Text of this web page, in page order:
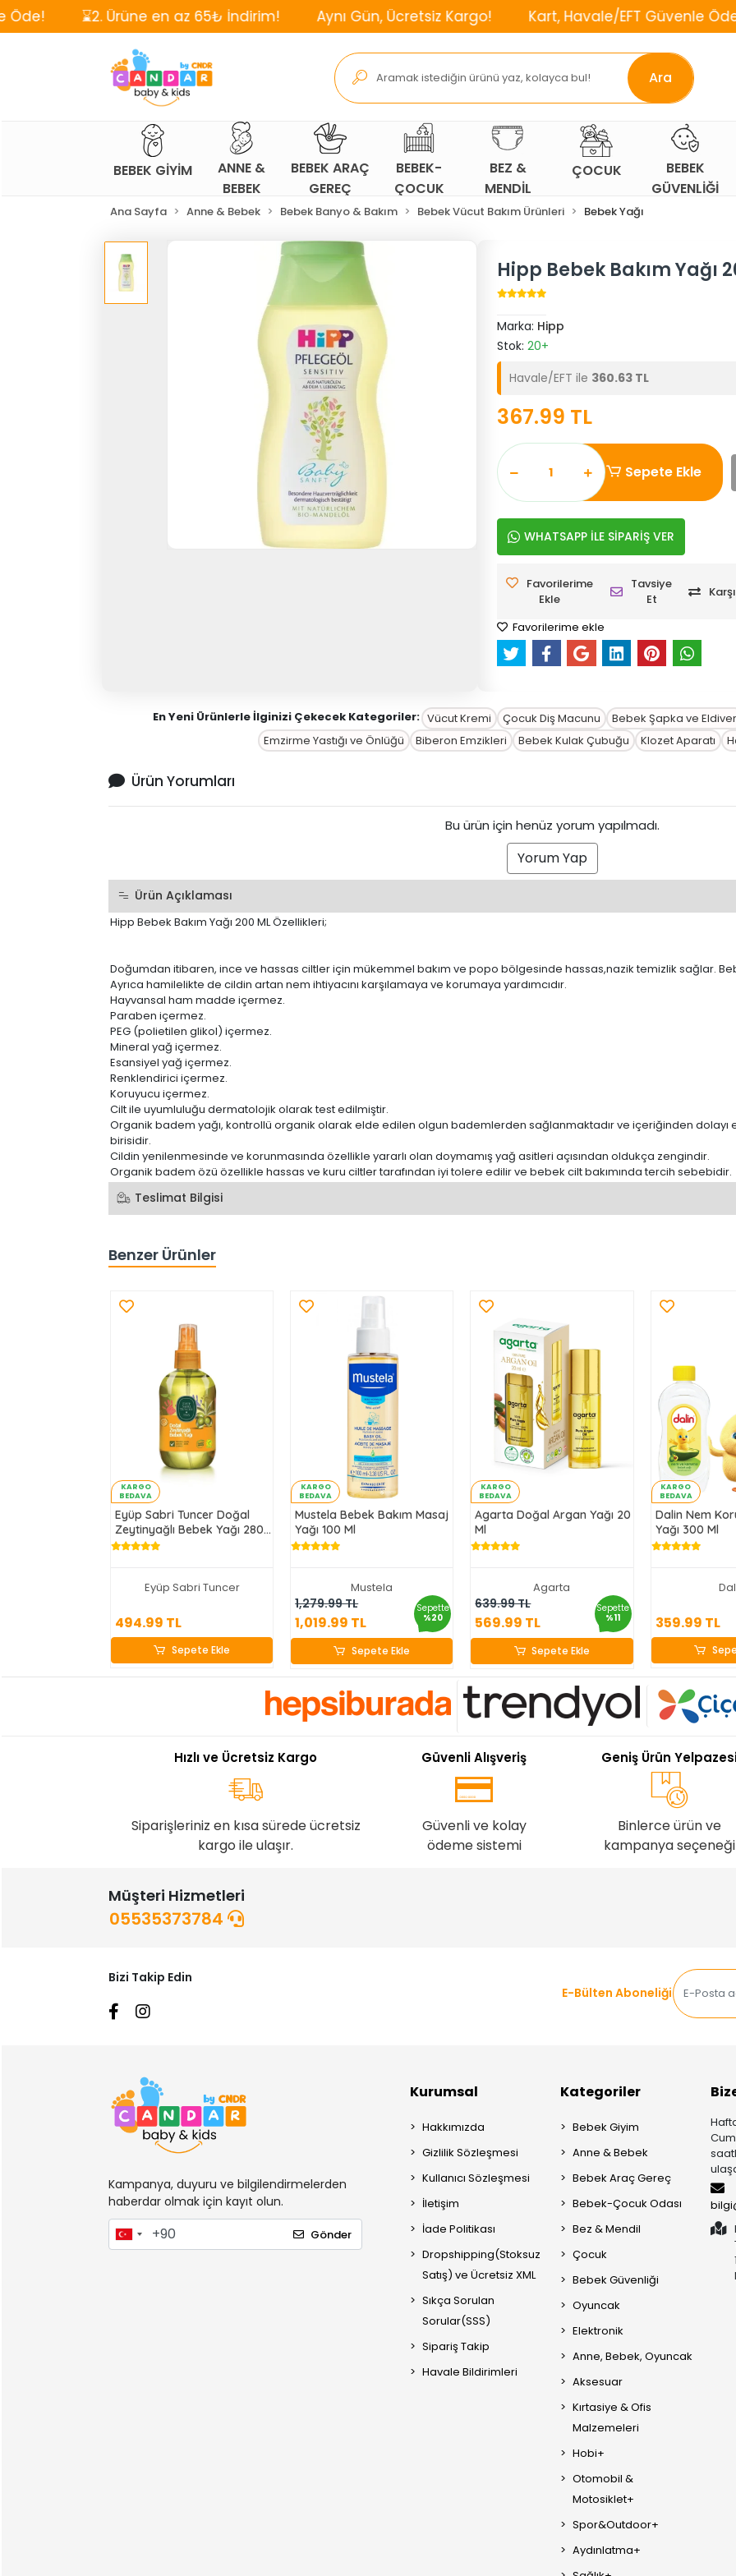
⌛2. Ürüne en az 65₺ İndirim! Aynı Gün, Ücretsiz Kargo! Kart, Havale/EFT Güvenle Öde!
Ara
BEBEK GİYİM
ANNE &
BEBEK
BEBEK ARAÇ
GEREÇ
BEBEK-
ÇOCUK
ODASI
BEZ &
MENDİL
ÇOCUK
BEBEK
GÜVENLİĞİ
Ana Sayfa Anne & Bebek Bebek Banyo & Bakım Bebek Vücut Bakım Ürünleri Bebek Yağı
Hipp Bebek Bakım Yağı
Marka: Hipp
Stok: 20+
Havale/EFT ile 360.63 TL
367.99 TL
Sepete Ekle
WHATSAPP İLE SİPARİŞ VER
Favorilerime
Ekle
Tavsiye
Et
Favorilerime ekle
En Yeni Ürünlerle İlginizi Çekecek Kategoriler: Vücut Kremi Çocuk Diş Macunu Bebek Şapka ve
Emzirme Yastığı ve Önlüğü
Biberon Emzikleri Bebek Kulak Çubuğu Klozet Aparatı
Ürün Yorumları
Bu ürün için henüz yorum yapılmadı.
Yorum Yap
Ürün Açıklaması
Hipp Bebek Bakım Yağı 200 ML Özellikleri;
Doğumdan itibaren, ince ve hassas ciltler için mükemmel bakım ve popo bölgesinde hassas,nazik temizlik sağlar.
Ayrıca hamilelikte de cildin artan nem ihtiyacını karşılamaya ve korumaya yardımcıdır.
Hayvansal ham madde içermez.
Paraben içermez.
PEG (polietilen glikol) içermez.
Mineral yağ içermez.
Esansiyel yağ içermez.
Renklendirici içermez.
Koruyucu içermez.
Cilt ile uyumluluğu dermatolojik olarak test edilmiştir.
Organik badem yağı, kontrollü organik olarak elde edilen olgun bademlerden sağlanmaktadır ve içeriğinden dolayı
birisidir.
Cildin yenilenmesinde ve korunmasında özellikle yararlı olan doymamış yağ asitleri açısından oldukça zengindir.
Organik badem özü özellikle hassas ve kuru ciltler tarafından iyi tolere edilir ve bebek cilt bakımında tercih sebebidir.
Teslimat Bilgisi
Benzer Ürünler
KARGO
BEDAVA
Eyüp Sabri Tuncer Doğal
Zeytinyağlı Bebek Yağı 280
Ml
Eyüp Sabri Tuncer
494.99 TL
494.99 TL
Sepete Ekle
Sepete Ekle
KARGO
BEDAVA
Mustela Bebek Bakım Masaj
Yağı 100 Ml
Mustela
1,279.99 TL
1,019.99 TL
Sepette
%20
1,019.99 TL
Sepete Ekle
Sepete Ekle
KARGO
BEDAVA
Agarta Doğal Argan Yağı 20
Ml
Agarta
639.99 TL
569.99 TL
Sepette
%11
569.99 TL
Sepete Ekle
Sepete Ekle
KARGO
BEDAVA
Dalin Nem
Yağı 300 Ml
359.99 TL
Hızlı ve Ücretsiz Kargo
Siparişleriniz en kısa sürede ücretsiz
kargo ile ulaşır.
Güvenli Alışveriş
Güvenli ve kolay
ödeme sistemi
Geniş Ürün
Binlerce ürün ve
kampanya seçeneği
Müşteri Hizmetleri
05535373784
Bizi Takip Edin
E-Bülten Aboneliği
Kampanya, duyuru ve bilgilendirmelerden
haberdar olmak için kayıt olun.
Gönder
Kurumsal
Hakkımızda
Gizlilik Sözleşmesi
Kullanıcı Sözleşmesi
İletişim
İade Politikası
Dropshipping(Stoksuz
Satış) ve Ücretsiz XML
Sıkça Sorulan
Sorular(SSS)
Sipariş Takip
Havale Bildirimleri
Kategoriler
Bebek Giyim
Anne & Bebek
Bebek Araç Gereç
Bebek-Çocuk Odası
Bez & Mendil
Çocuk
Bebek Güvenliği
Oyuncak
Elektronik
Anne, Bebek, Oyuncak
Aksesuar
Kırtasiye & Ofis
Malzemeleri
Hobi+
Otomobil &
Motosiklet+
Spor&Outdoor+
Aydınlatma+